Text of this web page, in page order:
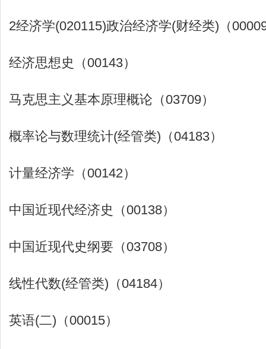
2经济学(020115)政治经济学(财经类)（
经济思想史（00143）
马克思主义基本原理概论（03709）
概率论与数理统计(经管类)（04183）
计量经济学（00142）
中国近现代经济史（00138）
中国近现代史纲要（03708）
线性代数(经管类)（04184）
英语(二)（00015）